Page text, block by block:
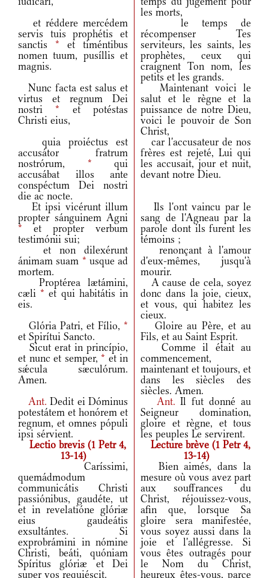
les morts,
et réddere mercédem
servis tuis prophétis et
sanctis * et timéntibus
nomen tuum, pusíllis et
magnis.
le temps de
récompenser Tes
serviteurs, les saints, les
prophètes, ceux qui
craignent Ton nom, les
petits et les grands.
Nunc facta est salus et
virtus et regnum Dei
nostri* et potéstas
Christi eius,
Maintenant voici le
salut et le règne et la
puissance de notre Dieu,
voici le pouvoir de Son
Christ,
quia proiéctus est
accusátor fratrum
nostrórum, * qui
accusábat illos ante
conspéctum Dei nostri
die ac nocte.
car l'accusateur de nos
frères est rejeté, Lui qui
les accusait, jour et nuit,
devant notre Dieu.
Et ipsi vicérunt illum
propter sánguinem Agni
* et propter verbum
testimónii sui;
Ils l'ont vaincu par le
sang de l'Agneau par la
parole dont ils furent les
témoins ;
et non dilexérunt
ánimam suam * usque ad
mortem.
renonçant à l'amour
d'eux-mêmes, jusqu'à
mourir.
Proptérea lætámini,
cæli* et qui habitátis in
eis.
A cause de cela, soyez
donc dans la joie, cieux,
et vous, qui habitez les
cieux.
Glória Patri, et Fílio, *
et Spirítui Sancto.
Gloire au Père, et au
Fils, et au Saint Esprit.
Sicut erat in princípio,
et nunc et semper, * et in
sǽcula sæculórum.
Amen.
Comme il était au
commencement,
maintenant et toujours, et
dans les siècles des
siècles. Amen.
Ant. Dedit ei Dóminus
potestátem et honórem et
regnum, et omnes pópuli
ipsi sérvient.
Ant.Il fut donné au
Seigneur domination,
gloire et règne, et tous
les peuples Le servirent.
Lectio brevis (1 Petr 4,
13-14)
Lecture brève (1 Petr 4,
13-14)
Caríssimi,
quemádmodum
communicátis Christi
passiónibus, gaudéte, ut
et in revelatióne glóriæ
eius gaudeátis
exsultántes. Si
exprobrámini in nómine
Christi, beáti, quóniam
Spíritus glóriæ et Dei
super vos requiéscit.
Bien aimés, dans la
mesure où vous avez part
aux souffrances du
Christ, réjouissez-vous,
afin que, lorsque Sa
gloire sera manifestée,
vous soyez aussi dans la
joie et l'allégresse. Si
vous êtes outragés pour
le Nom du Christ,
heureux êtes-vous, parce